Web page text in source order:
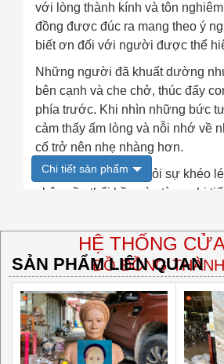
với lòng thành kính và tôn
đồng được đúc ra mang theo ý
biết ơn đối với người được thể
Những người đã khuất dường
bên cạnh và che chở, thúc đẩy
phía trước. Khi nhìn những bức
cảm thấy ấm lòng và nỗi nhớ về
cố trở nên nhẹ nhàng hơn.
Việc đúc tượng đòi hỏi sự khéo
nhân cần thổi hồn vào từng chi
mang tính chân thực và gần gũi.
một tượng chân dung không chỉ
nghệ thuật, mà còn là một biểu
của tình cảm và lòng kính trọng
khuất.
Chi tiết sản phẩm
HỆ THỐNG
ĐỒ ĐỒNG
🏠Trụ sở chính:
☑ Thôn Lộng Thượng, xã Đại Đồng,
Hưng Yên
🏠Văn phòng Hà Nội:
SẢN PHẨM LIÊN QUAN